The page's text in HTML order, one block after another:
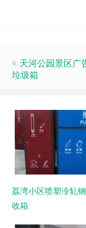
天河公园景区广
垃圾箱
荔湾小区喷塑冷轧
收箱